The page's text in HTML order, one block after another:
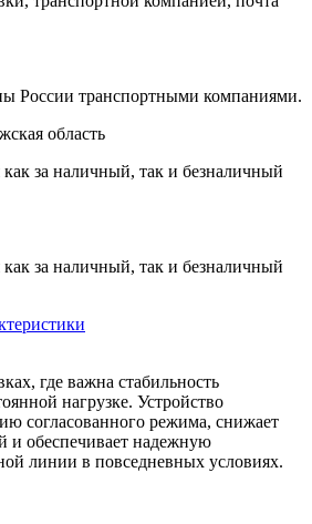
России транспортными компаниями.
область
за наличный, так и безналичный
за наличный, так и безналичный
где важна стабильность
нагрузке. Устройство
согласованного режима, снижает
и обеспечивает надежную
линии в повседневных условиях.